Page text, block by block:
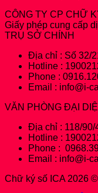
CÔNG TY CP CHỮ
Giấy phép cung cấp
TRỤ SỞ CHÍNH
Địa chỉ : Số 32/
Hotline :
Phone :
Email : info@i-
VĂN PHÒNG ĐẠI
Địa chỉ : 118/90/
Hotline :
Phone :
Email : info@i-
Chữ ký số ICA 2026 ©